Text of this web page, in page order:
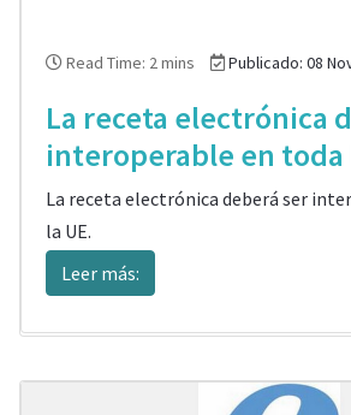
Read Time: 2 mins Publicado: 08
La receta electrónica
interoperable en toda
La receta electrónica deberá ser
la UE.
Leer más: